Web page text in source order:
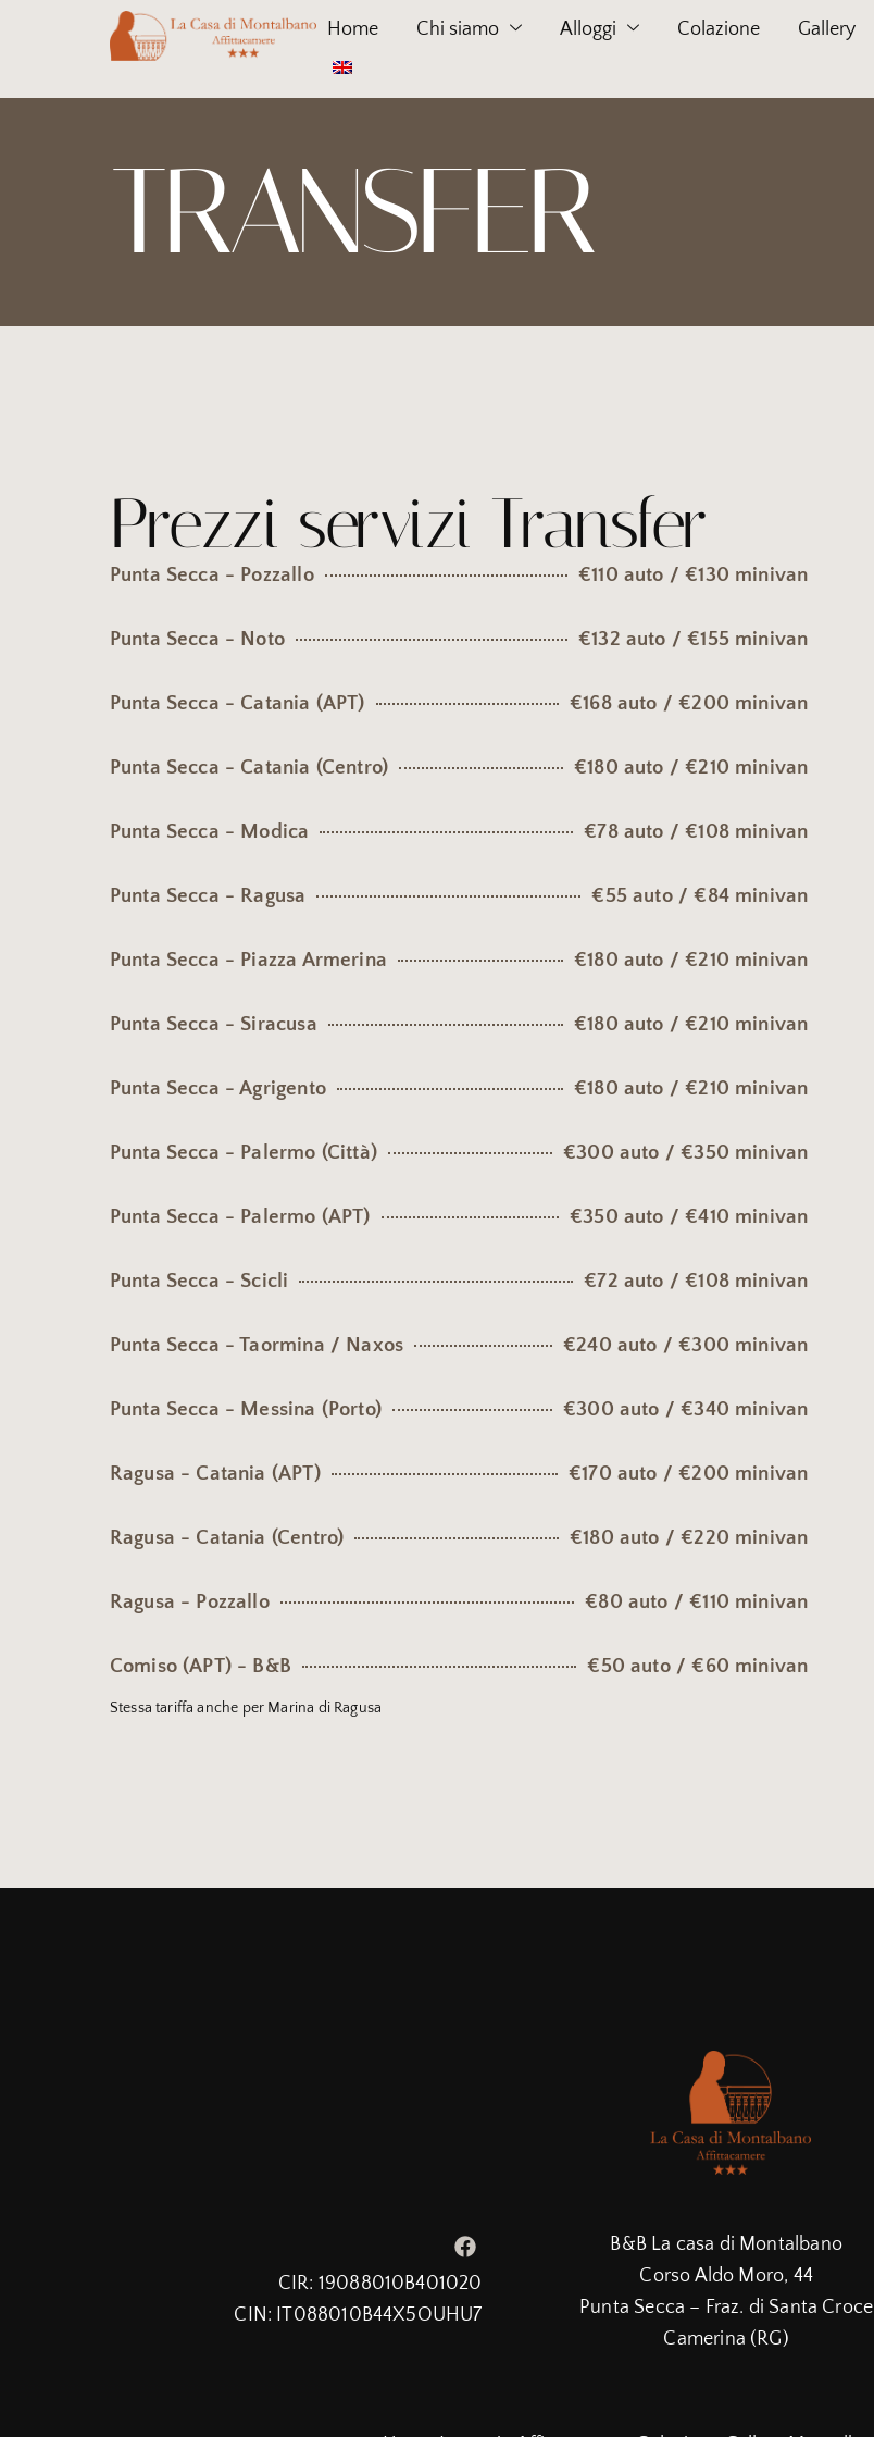
Home Chi siamo Alloggi Colazione Gallery
TRANSFER
Prezzi servizi Transfer
Punta Secca - Pozzallo €110 auto / €130 minivan
Punta Secca - Noto €132 auto / €155 minivan
Punta Secca - Catania (APT) €168 auto / €200 minivan
Punta Secca - Catania (Centro) €180 auto / €210 minivan
Punta Secca - Modica €78 auto / €108 minivan
Punta Secca - Ragusa €55 auto / €84 minivan
Punta Secca - Piazza Armerina €180 auto / €210 minivan
Punta Secca - Siracusa €180 auto / €210 minivan
Punta Secca - Agrigento €180 auto / €210 minivan
Punta Secca - Palermo (Città) €300 auto / €350 minivan
Punta Secca - Palermo (APT) €350 auto / €410 minivan
Punta Secca - Scicli €72 auto / €108 minivan
Punta Secca - Taormina / Naxos €240 auto / €300 minivan
Punta Secca - Messina (Porto) €300 auto / €340 minivan
Ragusa - Catania (APT) €170 auto / €200 minivan
Ragusa - Catania (Centro) €180 auto / €220 minivan
Ragusa - Pozzallo €80 auto / €110 minivan
Comiso (APT) - B&B €50 auto / €60 minivan
Stessa tariffa anche per Marina di Ragusa
CIR: 19088010B401020
CIN: IT088010B44X5OUHU7
B&B La casa di Montalbano
Corso Aldo Moro, 44
Punta Secca – Fraz. di Santa Croce
Camerina (RG)